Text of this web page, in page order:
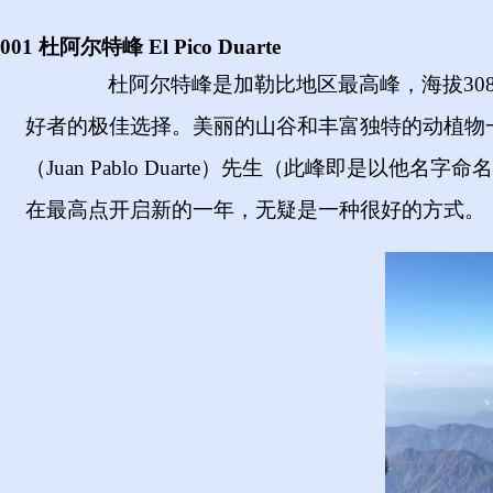
001 杜阿尔特峰 El Pico Duarte
杜阿尔特峰是加勒比地区最高峰，海拔
好者的极佳选择。美丽的山谷和丰富独特的动植
（Juan Pablo Duarte）先生（此峰即是以他名字
在最高点开启新的一年，无疑是一种很好的方式。